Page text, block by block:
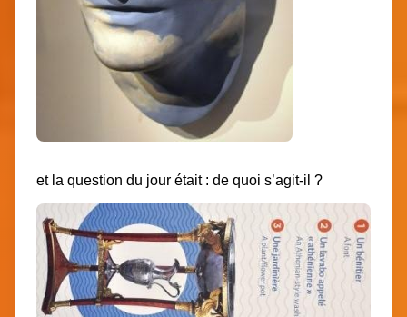
et la question du jour était : de quoi s’agit-il ?